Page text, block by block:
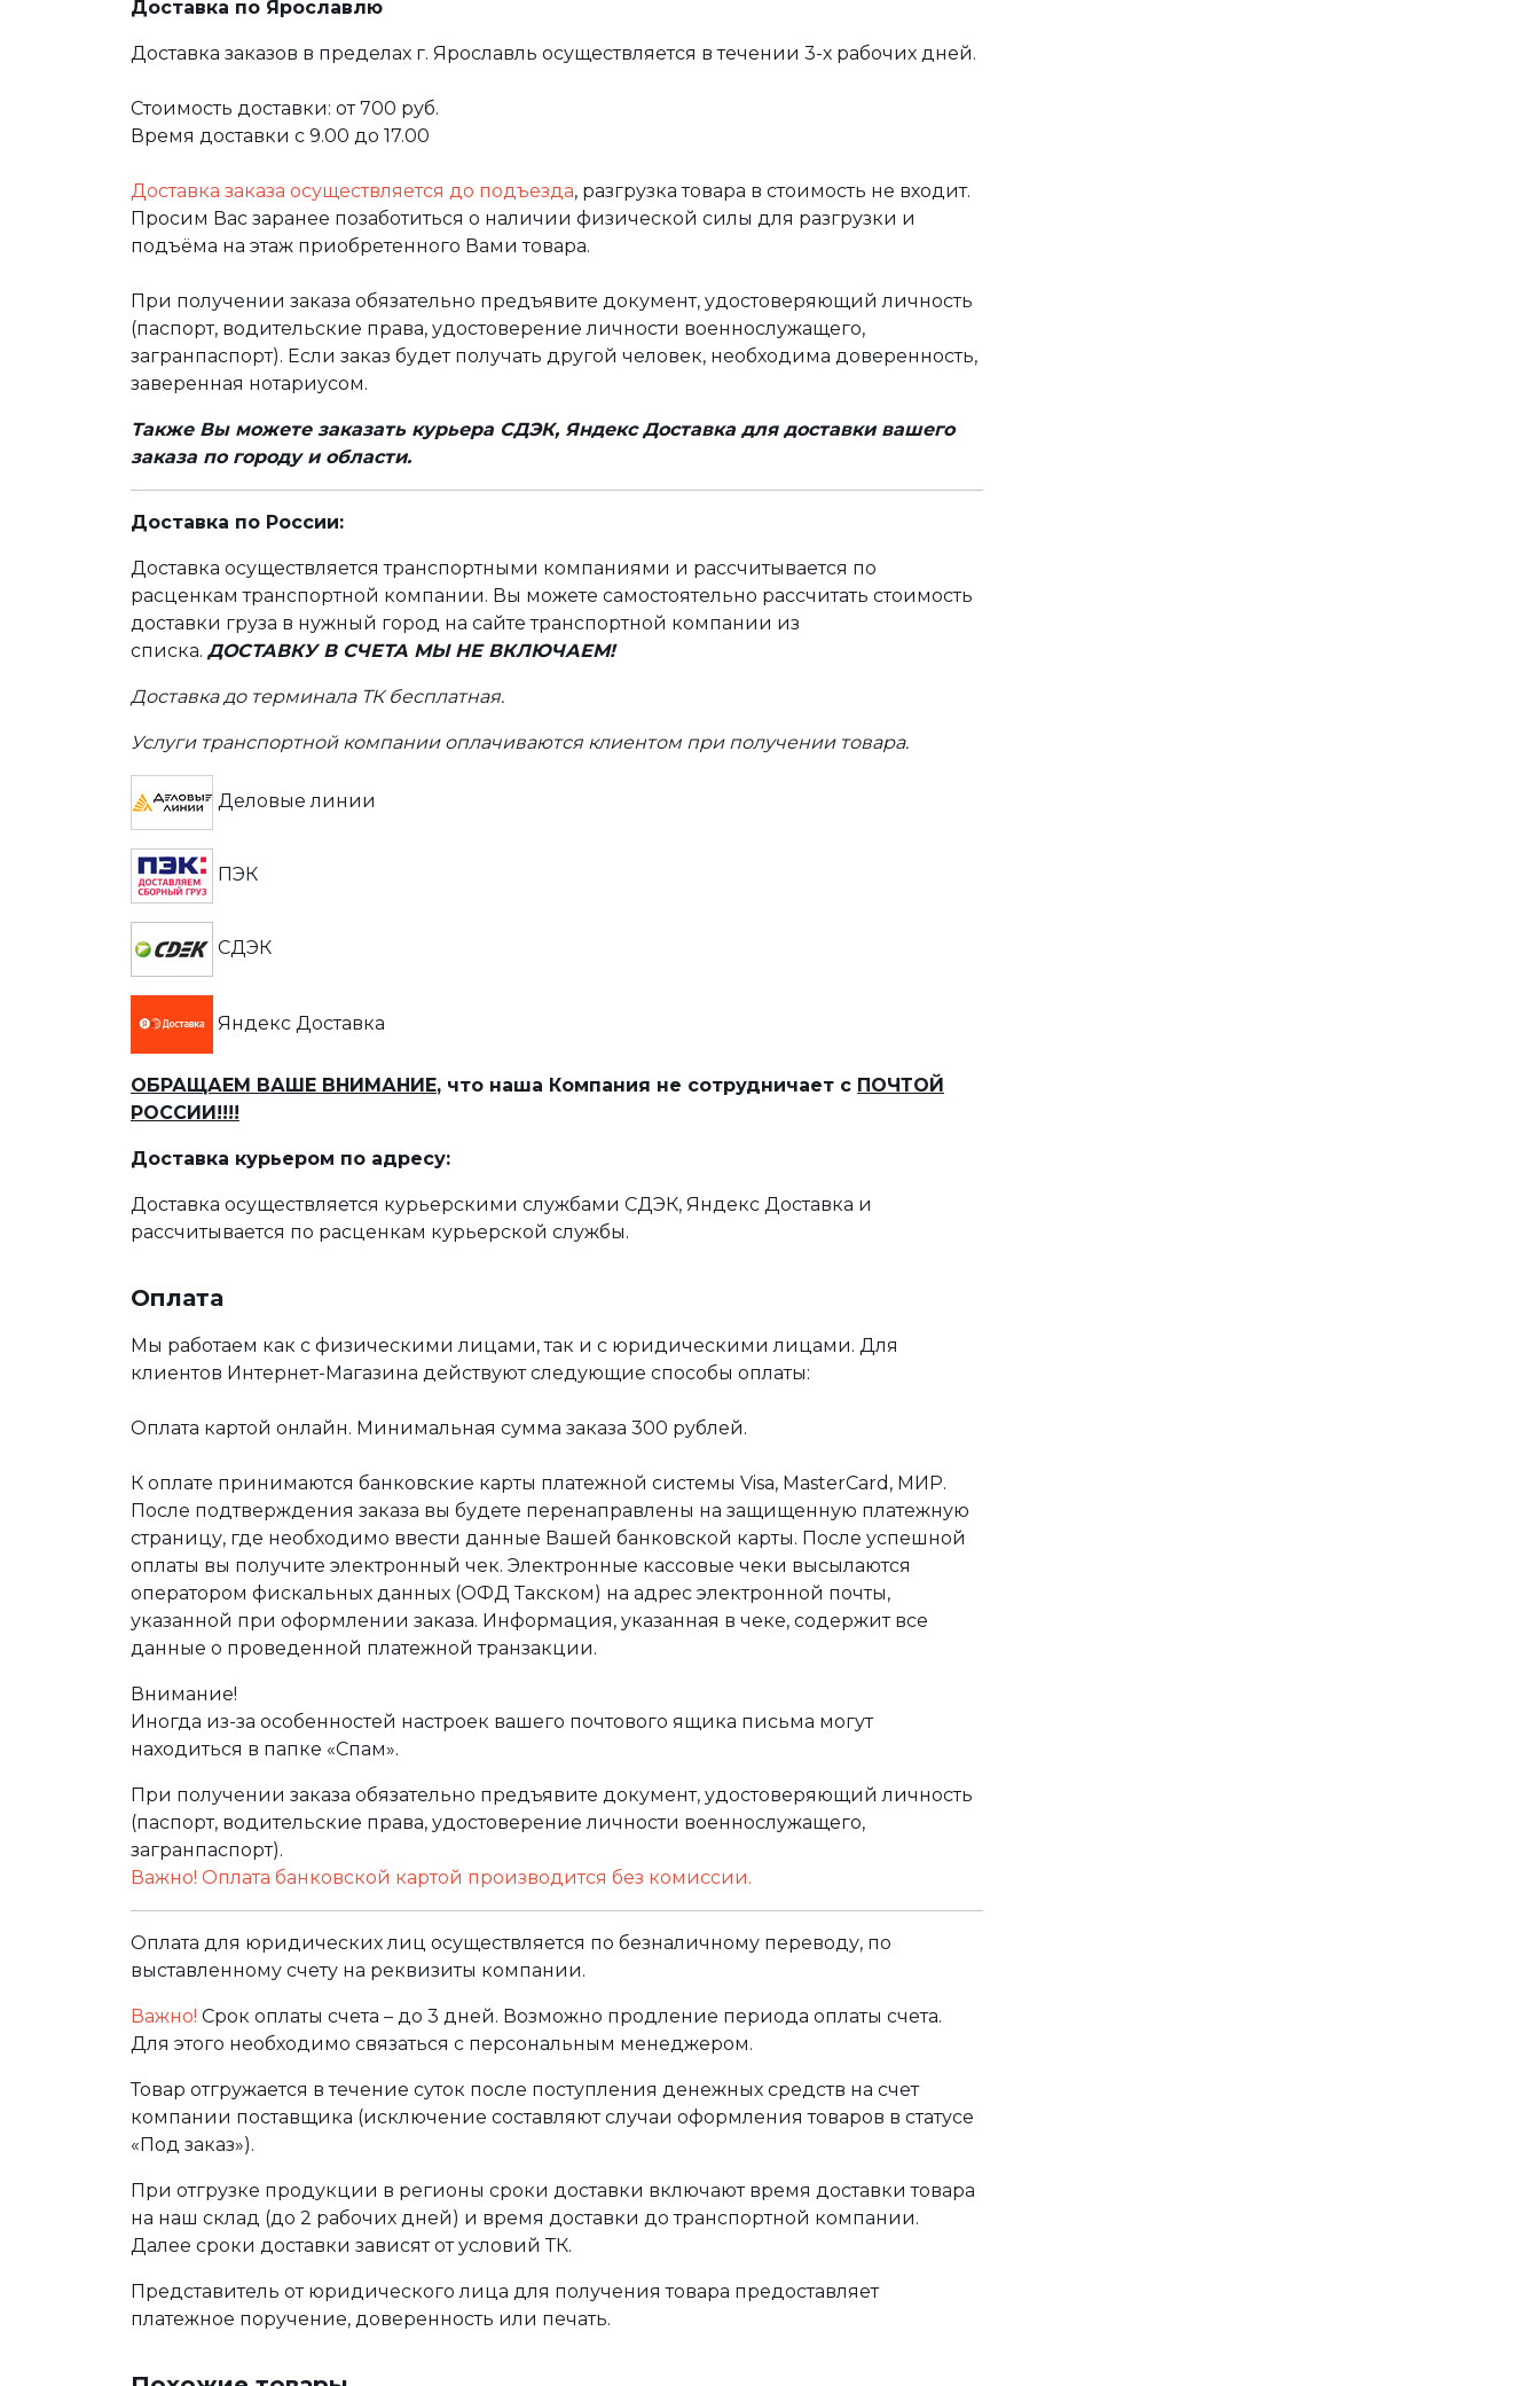
Доставка по Ярославлю
Доставка заказов в пределах г. Ярославль осуществляется в течении 3-х рабочих дней.
Стоимость доставки: от 700 руб.
Время доставки с 9.00 до 17.00
Доставка заказа осуществляется до подъезда, разгрузка товара в стоимость не входит.
Просим Вас заранее позаботиться о наличии физической силы для разгрузки и
подъёма на этаж приобретенного Вами товара.
При получении заказа обязательно предъявите документ, удостоверяющий личность
(паспорт, водительские права, удостоверение личности военнослужащего,
загранпаспорт). Если заказ будет получать другой человек, необходима доверенность,
заверенная нотариусом.
Также Вы можете заказать курьера СДЭК, Яндекс Доставка для доставки вашего
заказа по городу и области.
Доставка по России:
Доставка осуществляется транспортными компаниями и рассчитывается по
расценкам транспортной компании. Вы можете самостоятельно рассчитать стоимость
доставки груза в нужный город на сайте транспортной компании из
списка. ДОСТАВКУ В СЧЕТА МЫ НЕ ВКЛЮЧАЕМ!
Доставка до терминала ТК бесплатная.
Услуги транспортной компании оплачиваются клиентом при получении товара.
Деловые линии
ПЭК
СДЭК
Яндекс Доставка
ОБРАЩАЕМ ВАШЕ ВНИМАНИЕ, что наша Компания не сотрудничает с ПОЧТОЙ
РОССИИ!!!!
Доставка курьером по адресу:
Доставка осуществляется курьерскими службами СДЭК, Яндекс Доставка и
рассчитывается по расценкам курьерской службы.
Оплата
Мы работаем как с физическими лицами, так и с юридическими лицами. Для
клиентов Интернет-Магазина действуют следующие способы оплаты:
Оплата картой онлайн. Минимальная сумма заказа 300 рублей.
К оплате принимаются банковские карты платежной системы Visa, MasterCard, МИР.
После подтверждения заказа вы будете перенаправлены на защищенную платежную
страницу, где необходимо ввести данные Вашей банковской карты. После успешной
оплаты вы получите электронный чек. Электронные кассовые чеки высылаются
оператором фискальных данных (ОФД Такском) на адрес электронной почты,
указанной при оформлении заказа. Информация, указанная в чеке, содержит все
данные о проведенной платежной транзакции.
Внимание!
Иногда из-за особенностей настроек вашего почтового ящика письма могут
находиться в папке «Спам».
При получении заказа обязательно предъявите документ, удостоверяющий личность
(паспорт, водительские права, удостоверение личности военнослужащего,
загранпаспорт).
Важно! Оплата банковской картой производится без комиссии.
Оплата для юридических лиц осуществляется по безналичному переводу, по
выставленному счету на реквизиты компании.
Важно! Срок оплаты счета – до 3 дней. Возможно продление периода оплаты счета.
Для этого необходимо связаться с персональным менеджером.
Товар отгружается в течение суток после поступления денежных средств на счет
компании поставщика (исключение составляют случаи оформления товаров в статусе
«Под заказ»).
При отгрузке продукции в регионы сроки доставки включают время доставки товара
на наш склад (до 2 рабочих дней) и время доставки до транспортной компании.
Далее сроки доставки зависят от условий ТК.
Представитель от юридического лица для получения товара предоставляет
платежное поручение, доверенность или печать.